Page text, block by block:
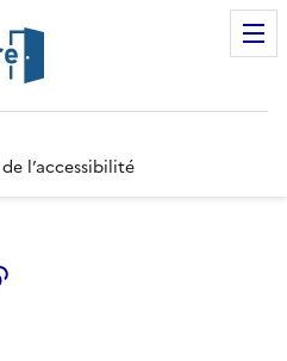
l’accessibilité
Twitter)